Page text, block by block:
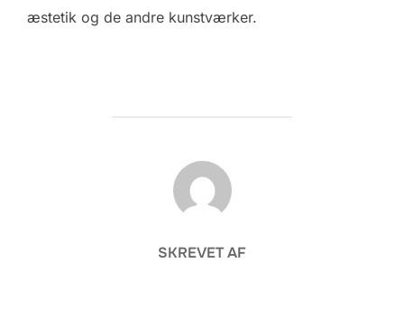
æstetik og de andre kunstværker.
FORFATTER
SKREVET AF